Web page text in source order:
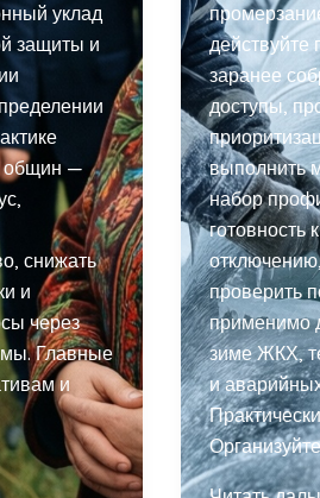
уклад
защиты и
общин —
снижать
и
через
Главные
и
действуйте
заранее
доступы,
выполнить
набор
готовность
проверить
применимо
зиме ЖКХ,
и